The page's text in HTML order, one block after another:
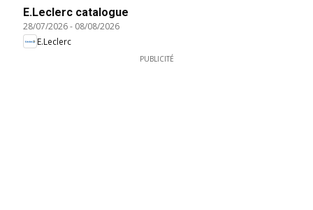
E.Leclerc catalogue
28/07/2026- 08/08/2026
E.Leclerc
PUBLICITÉ